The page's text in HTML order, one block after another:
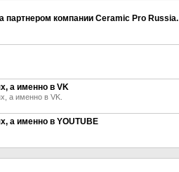
компании Ceramic Pro Russia.
а именно в VK
а именно в VK.
а именно в YOUTUBE